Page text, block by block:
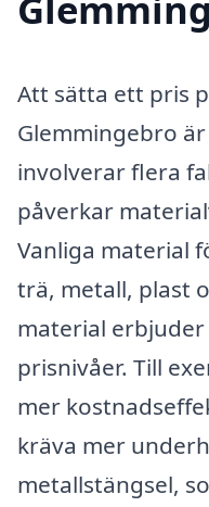
Att sätta ett pris
Glemmingebro
involverar flera
påverkar
Vanliga material
trä, metall, plast
material
prisnivåer. Till
mer
kräva mer
metallstängsel,